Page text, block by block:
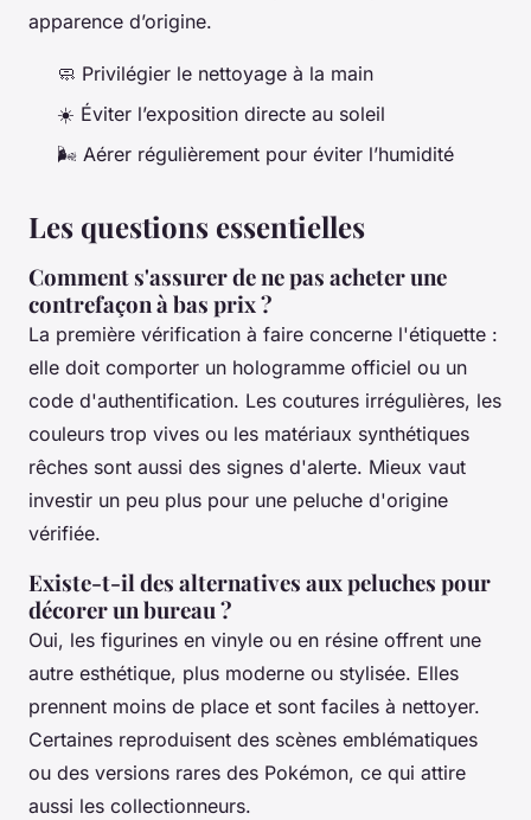
apparence d’origine.
🧼 Privilégier le nettoyage à la main
☀️ Éviter l’exposition directe au soleil
🌬️ Aérer régulièrement pour éviter l’humidité
Les questions essentielles
Comment s'assurer de ne pas acheter une
contrefaçon à bas prix ?
La première vérification à faire concerne l'étiquette :
elle doit comporter un hologramme officiel ou un
code d'authentification. Les coutures irrégulières, les
couleurs trop vives ou les matériaux synthétiques
rêches sont aussi des signes d'alerte. Mieux vaut
investir un peu plus pour une peluche d'origine
vérifiée.
Existe-t-il des alternatives aux peluches pour
décorer un bureau ?
Oui, les figurines en vinyle ou en résine offrent une
autre esthétique, plus moderne ou stylisée. Elles
prennent moins de place et sont faciles à nettoyer.
Certaines reproduisent des scènes emblématiques
ou des versions rares des Pokémon, ce qui attire
aussi les collectionneurs.